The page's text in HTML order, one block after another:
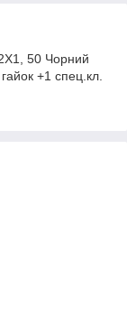
50 Чорний
+1 спец.кл.